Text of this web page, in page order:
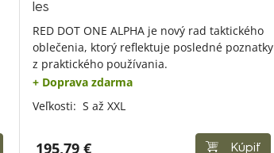
les
RED DOT ONE ALPHA je nový rad taktického
oblečenia, ktorý reflektuje posledné poznatky
z praktického používania.
+ Doprava zdarma
Veľkosti: S až XXL
195,79 € Kúpiť